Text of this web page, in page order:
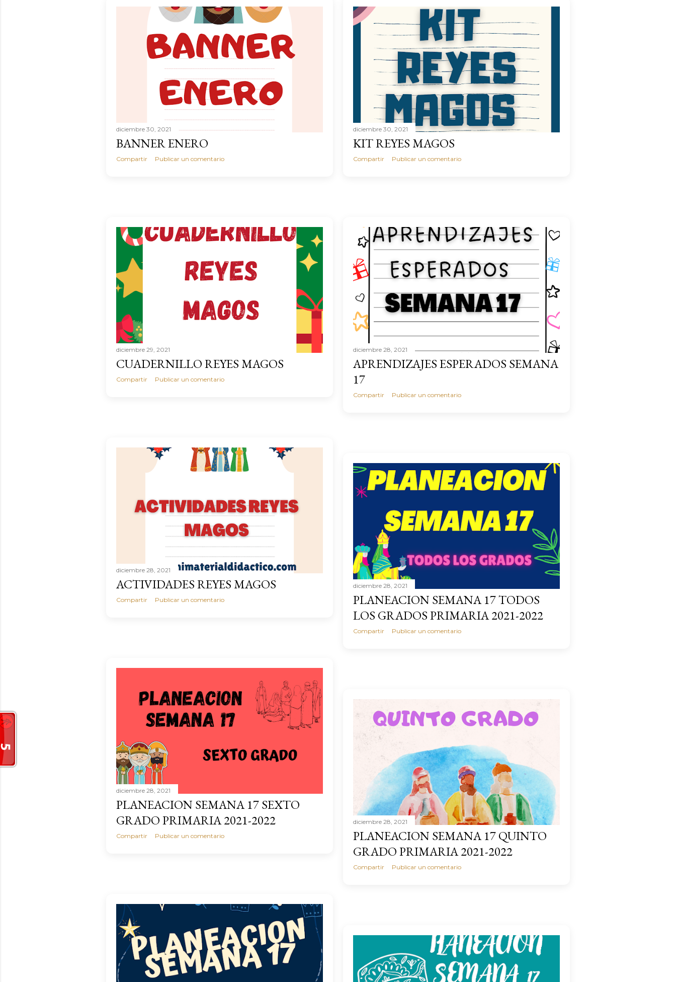
diciembre 30, 2021
BANNER ENERO
Compartir Publicar un comentario
diciembre 30, 2021
KIT REYES MAGOS
Compartir Publicar un comentario
diciembre 29, 2021
CUADERNILLO REYES MAGOS
Compartir Publicar un comentario
diciembre 28, 2021
APRENDIZAJES ESPERADOS SEMANA
17
Compartir Publicar un comentario
diciembre 28, 2021
ACTIVIDADES REYES MAGOS
Compartir Publicar un comentario
diciembre 28, 2021
PLANEACION SEMANA 17 TODOS
LOS GRADOS PRIMARIA 2021-2022
Compartir Publicar un comentario
diciembre 28, 2021
PLANEACION SEMANA 17 SEXTO
GRADO PRIMARIA 2021-2022
Compartir Publicar un comentario
diciembre 28, 2021
PLANEACION SEMANA 17 QUINTO
GRADO PRIMARIA 2021-2022
Compartir Publicar un comentario